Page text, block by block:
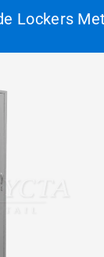
Lockers